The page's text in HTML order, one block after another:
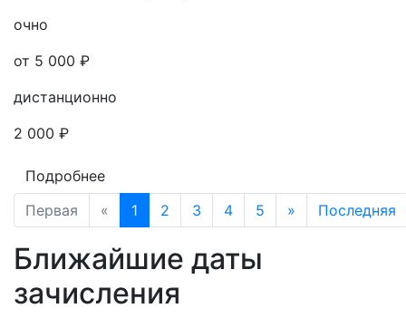
очно
от 5 000 ₽
дистанционно
2 000 ₽
Подробнее
Первая
« 1 2 3 4 5 » Последняя
Ближайшие даты
зачисления